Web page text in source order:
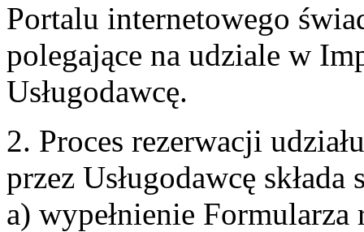
Portalu internetowego
polegające na udziale w
Usługodawcę.
2. Proces rezerwacji
przez Usługodawcę
a) wypełnienie